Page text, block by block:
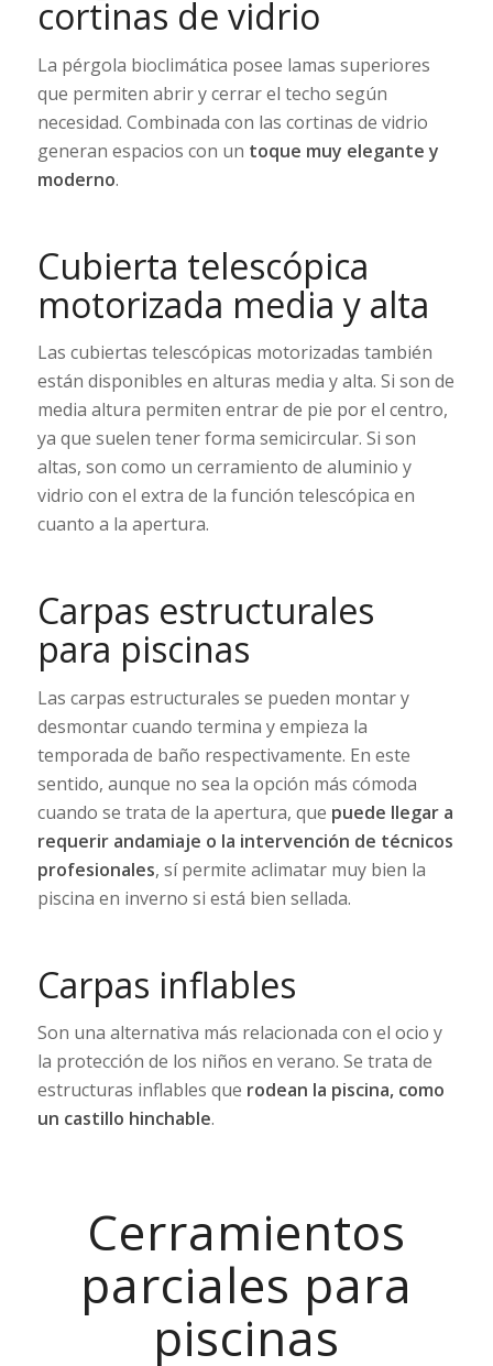
cortinas de vidrio
La pérgola bioclimática posee lamas superiores
que permiten abrir y cerrar el techo según
necesidad. Combinada con las cortinas de vidrio
generan espacios con un toque muy elegante y
moderno.
Cubierta telescópica
motorizada media y alta
Las cubiertas telescópicas motorizadas también
están disponibles en alturas media y alta. Si son de
media altura permiten entrar de pie por el centro,
ya que suelen tener forma semicircular. Si son
altas, son como un cerramiento de aluminio y
vidrio con el extra de la función telescópica en
cuanto a la apertura.
Carpas estructurales
para piscinas
Las carpas estructurales se pueden montar y
desmontar cuando termina y empieza la
temporada de baño respectivamente. En este
sentido, aunque no sea la opción más cómoda
cuando se trata de la apertura, que puede llegar a
requerir andamiaje o la intervención de técnicos
profesionales, sí permite aclimatar muy bien la
piscina en inverno si está bien sellada.
Carpas inflables
Son una alternativa más relacionada con el ocio y
la protección de los niños en verano. Se trata de
estructuras inflables que rodean la piscina, como
un castillo hinchable.
Cerramientos
parciales para
piscinas